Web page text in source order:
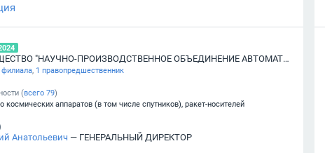
АКЦИОНЕРНОЕ ОБЩЕСТВО "НАУЧНО-ПРОИЗВОДСТВЕННОЕ ОБЪЕДИНЕНИЕ АВТОМАТИКИ ИМЕНИ АКАДЕМИКА Н.А. СЕМИХАТОВА"
филиала, 1 правопредшественник
(всего 79)
аппаратов (в том числе спутников), ракет-носителей
Анатольевич — ГЕНЕРАЛЬНЫЙ ДИРЕКТОР